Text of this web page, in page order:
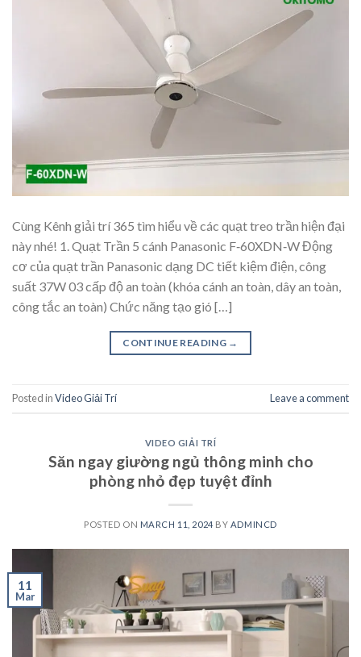
Cùng Kênh giải trí 365 tìm hiểu về các quạt treo trần hiện đại
này nhé! 1. Quạt Trần 5 cánh Panasonic F‑60XDN‑W Động
cơ của quạt trần Panasonic dạng DC tiết kiệm điện, công
suất 37W 03 cấp độ an toàn (khóa cánh an toàn, dây an toàn,
công tắc an toàn) Chức năng tạo gió […]
CONTINUE READING →
Posted inVideo Giải Trí Leave a comment
VIDEO GIẢI TRÍ
Săn ngay giường ngủ thông minh cho
phòng nhỏ đẹp tuyệt đỉnh
POSTED ON MARCH 11, 2024 BY ADMINCD
11
Mar